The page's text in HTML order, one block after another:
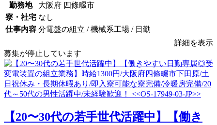
勤務地
大阪府 四條畷市
寮・社宅 なし
仕事内容 分電盤の組立 / 機械系工場 / 日勤
詳細を表示
募集が停止しています
【20〜30代の若手世代活躍中】【働き